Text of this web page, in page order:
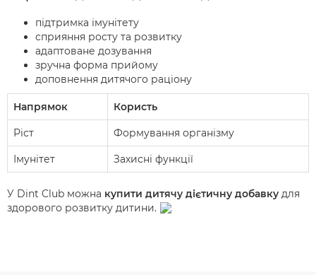
підтримка імунітету
сприяння росту та розвитку
адаптоване дозування
зручна форма прийому
доповнення дитячого раціону
Напрямок Користь
Ріст Формування організму
Імунітет Захисні функції
У Dint Club можна купити дитячу дієтичну добавку для
здорового розвитку дитини.